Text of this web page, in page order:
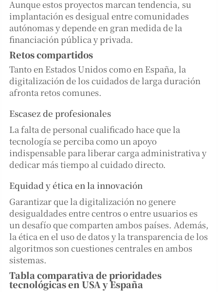
Aunque estos proyectos marcan tendencia, su
implantación es desigual entre comunidades
autónomas y depende en gran medida de la
financiación pública y privada.
Retos compartidos
Tanto en Estados Unidos como en España, la
digitalización de los cuidados de larga duración
afronta retos comunes.
Escasez de profesionales
La falta de personal cualificado hace que la
tecnología se perciba como un apoyo
indispensable para liberar carga administrativa y
dedicar más tiempo al cuidado directo.
Equidad y ética en la innovación
Garantizar que la digitalización no genere
desigualdades entre centros o entre usuarios es
un desafío que comparten ambos países. Además,
la ética en el uso de datos y la transparencia de los
algoritmos son cuestiones centrales en ambos
sistemas.
Tabla comparativa de prioridades
tecnológicas en USA y España